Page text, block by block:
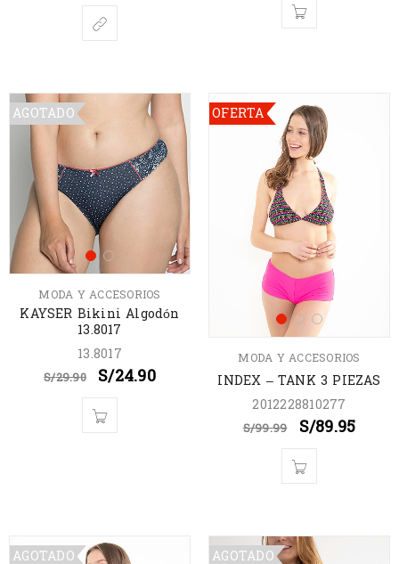
AGOTADO
MODA Y ACCESORIOS
KAYSER Bikini Algodón
13.8017
13.8017
S/29.90 S/24.90
OFERTA
MODA Y ACCESORIOS
INDEX – TANK 3 PIEZAS
2012228810277
S/99.99 S/89.95
AGOTADO AGOTADO